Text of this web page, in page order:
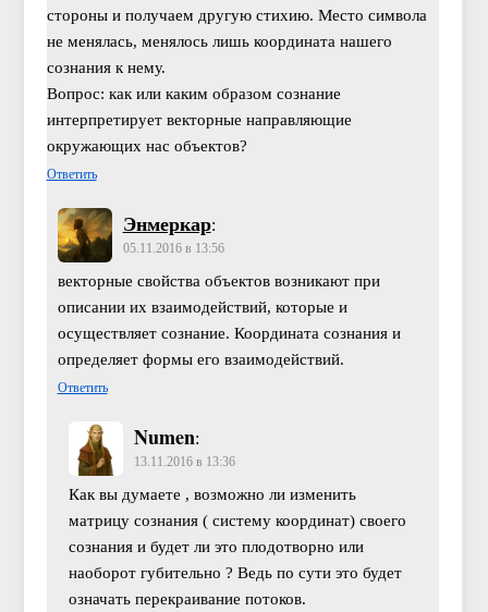
стороны и получаем другую стихию. Место символа
не менялась, менялось лишь координата нашего
сознания к нему.
Вопрос: как или каким образом сознание
интерпретирует векторные направляющие
окружающих нас объектов?
Ответить
Энмеркар:
05.11.2016 в 13:56
векторные свойства объектов возникают при
описании их взаимодействий, которые и
осуществляет сознание. Координата сознания и
определяет формы его взаимодействий.
Ответить
Numen:
13.11.2016 в 13:36
Как вы думаете , возможно ли изменить
матрицу сознания ( систему координат) своего
сознания и будет ли это плодотворно или
наоборот губительно ? Ведь по сути это будет
означать перекраивание потоков.